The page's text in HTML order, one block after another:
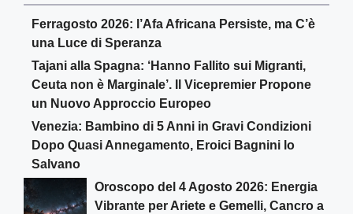
Ferragosto 2026: l’Afa Africana Persiste, ma C’è
una Luce di Speranza
Tajani alla Spagna: ‘Hanno Fallito sui Migranti,
Ceuta non è Marginale’. Il Vicepremier Propone
un Nuovo Approccio Europeo
Venezia: Bambino di 5 Anni in Gravi Condizioni
Dopo Quasi Annegamento, Eroici Bagnini lo
Salvano
Oroscopo del 4 Agosto 2026: Energia
Vibrante per Ariete e Gemelli, Cancro a